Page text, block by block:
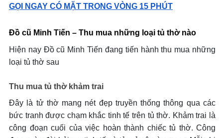
GỌI NGAY CÓ MẶT TRONG VÒNG 15 PHÚT
Đồ cũ Minh Tiến – Thu mua những loại tủ thờ nào
Hiện nay Đồ cũ Minh Tiến đang tiến hành thu mua những
loại tủ thờ sau
Thu mua tủ thờ khảm trai
Đây là tử thờ mang nét đẹp truyền thống thông qua các
bức tranh được chạm khắc tinh tế trên tủ thờ. Khảm trai là
công đoạn cuối của việc hoàn thành chiếc tủ thờ. Công